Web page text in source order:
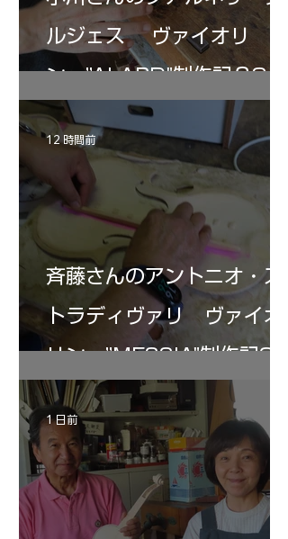
ルジェス ヴァイオリ
ン ”ALARD"制作記３8
斉藤さんのアントニオ・ス
トラディヴァリ ヴァイオ
リン ”MESSIA"制作記34
12 時間前
1 日前